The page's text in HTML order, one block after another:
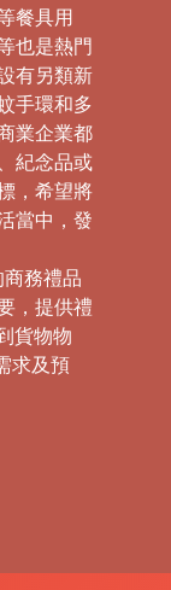
餐具用
也是熱門
有另類新
手環和多
業企業都
紀念品或
，希望將
當中，發
務禮品
，提供禮
貨物物
求及預